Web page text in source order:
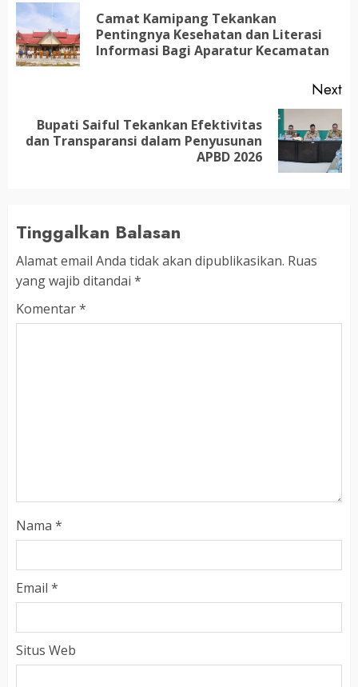
navigationCamat Kamipang Tekankan
Pentingnya Kesehatan dan Literasi
Informasi Bagi Aparatur Kecamatan
Next
Next
Bupati Saiful Tekankan Efektivitas
dan Transparansi dalam Penyusunan
APBD 2026
Tinggalkan Balasan
Alamat email Anda tidak akan dipublikasikan. Ruas
yang wajib ditandai *
Komentar*
Nama *
Email *
Situs Web